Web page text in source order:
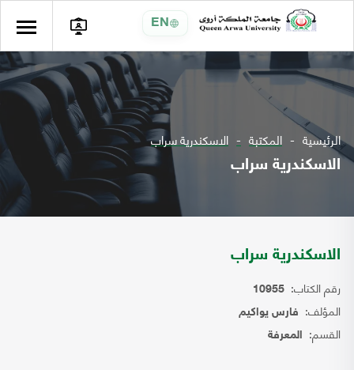
EN
الرئيسية المكتبة الاسكندرية سراب
الاسكندرية سراب
الاسكندرية سراب
رقم الكتاب: 10955
المؤلف: فارس يواكيم
القسم: المعرفة